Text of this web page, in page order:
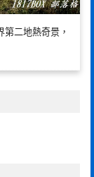
二地熱奇景，